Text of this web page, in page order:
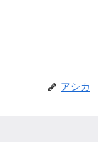
アシカ